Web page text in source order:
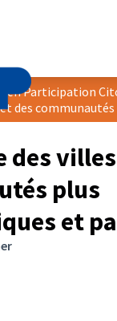
en Participation
plus
des
plus
et